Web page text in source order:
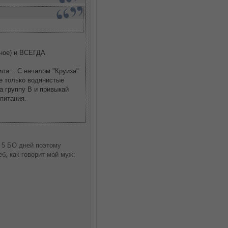
и ВСЕГДА
С началом "Круиза"
водянистые
группу В и привыкай
БО дней поэтому
как говорит мой муж: